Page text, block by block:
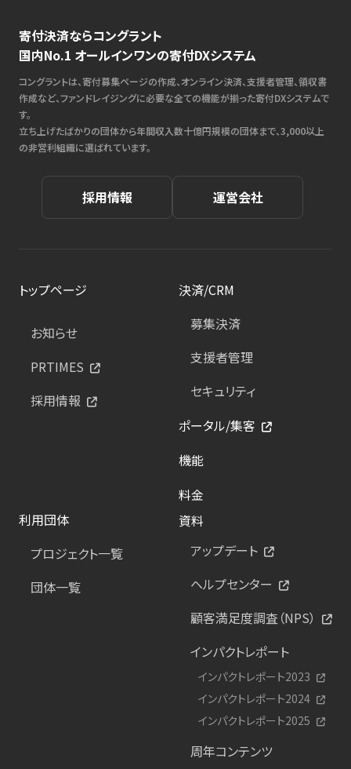
寄付決済ならコングラント
国内No.1 オールインワンの寄付DXシステム
コングラントは、寄付募集ページの作成、オンライン決済、支援者管理、領収書
作成など、ファンドレイジングに必要な全ての機能が揃った寄付DXシステムで
す。
立ち上げたばかりの団体から年間収入数十億円規模の団体まで、3,000以上
の非営利組織に選ばれています。
採用情報 運営会社
トップページ
お知らせ
PRTIMES
採用情報
決済/CRM
募集決済
支援者管理
セキュリティ
ポータル/集客
機能
料金
利用団体
プロジェクト一覧
団体一覧
資料
アップデート
ヘルプセンター
顧客満足度調査（NPS）
インパクトレポート
インパクトレポート2023
インパクトレポート2024
インパクトレポート2025
周年コンテンツ